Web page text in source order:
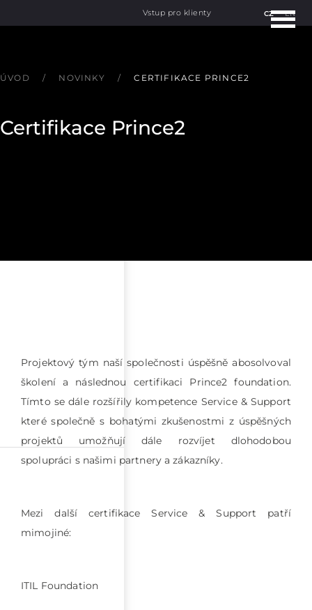
Vstup pro klienty CZ EN
ÚVOD NOVINKY CERTIFIKACE PRINCE2
Certifikace Prince2
Projektový tým naší společnosti úspěšně abosolvoval
školení a následnou certifikaci Prince2 foundation.
Tímto se dále rozšířily kompetence Service & Support
které společně s bohatými zkušenostmi z úspěšných
projektů umožňují dále rozvíjet dlohodobou
spolupráci s našimi partnery a zákazníky.
Mezi další certifikace Service & Support patří
mimojiné:
ITIL Foundation